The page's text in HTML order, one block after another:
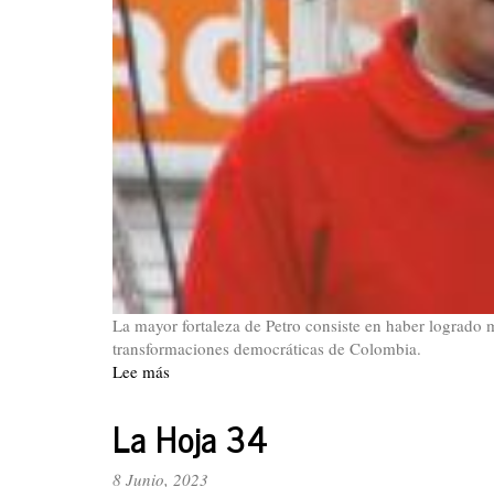
La mayor fortaleza de Petro consiste en haber
transformaciones democráticas de Colombia.
Lee más
❝Si
adelantan
La Hoja 34
8 Junio, 2023